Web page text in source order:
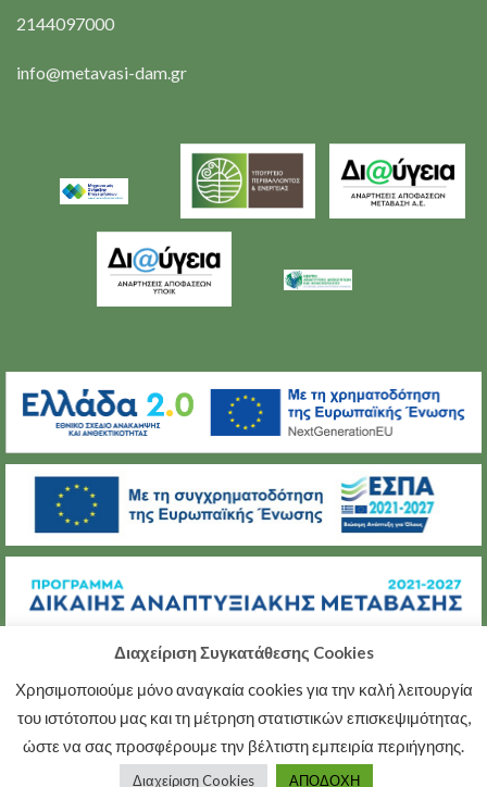
2144097000
info@metavasi-dam.gr
(C) ΜΕΤΑΒΑΣΗ Α.Ε.
ΠΟΛΙΤΙΚΉ ΑΠΟΡΡΉΤΟΥ
Developed byVelocityGroup.gr
Διαχείριση Συγκατάθεσης Cookies
Χρησιμοποιούμε μόνο αναγκαία cookies για την καλή λειτουργία
του ιστότοπου μας και τη μέτρηση στατιστικών επισκεψιμότητας,
ώστε να σας προσφέρουμε την βέλτιστη εμπειρία περιήγησης.
Διαχείριση Cookies ΑΠΟΔΟΧΗ